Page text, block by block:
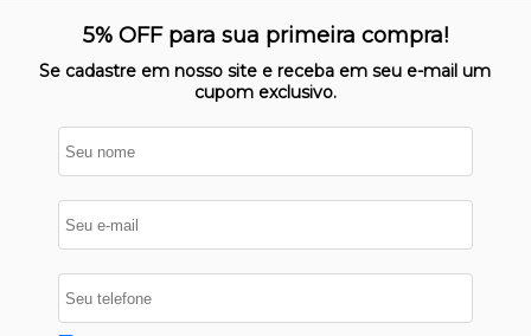
Nosso site opera em ambiente
protegido
5% OFF para sua primeira compra!
Se cadastre em nosso site e receba em seu e-mail um
cupom exclusivo.